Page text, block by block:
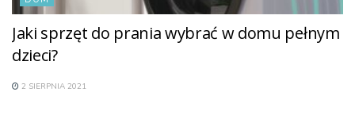
Jaki sprzęt do prania wybrać w domu pełnym
dzieci?
2 SIERPNIA 2021